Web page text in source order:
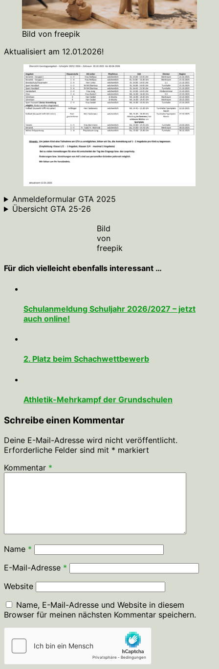
Bild von freepik
Aktualisiert am 12.01.2026!
Anmeldeformular GTA 2025
Übersicht GTA 25-26
Bild
von
freepik
Für dich vielleicht ebenfalls interessant …
Schulanmeldung Schuljahr 2026/2027 – jetzt
auch online!
2. Platz beim Schachwettbewerb
Athletik-Mehrkampf der Grundschulen
Schreibe einen Kommentar
Deine E-Mail-Adresse wird nicht veröffentlicht.
Erforderliche Felder sind mit * markiert
Kommentar *
Name *
E-Mail-Adresse *
Website
Name, E-Mail-Adresse und Website in diesem
Browser für meinen nächsten Kommentar speichern.